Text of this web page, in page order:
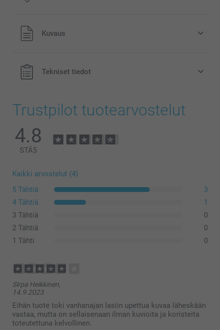
Kaikki hinnat ovat euroina, sisältävät arvonlisäveron ja
eivät sisällä postikuluja.
Kuvaus
Tekniset tiedot
Trustpilot tuotearvostelut
4.8
STÄ5
Kaikki arvostelut (4)
5 Tähtiä
3
4 Tähtiä
1
3 Tähtiä
0
2 Tähtiä
0
1 Tähti
0
Sirpa Heikkinen,
14.9.2023
Eihän tuote toki vanhanajan lasiin upettua kuvaa läheskään
vastaa, mutta on sellaisenaan ilman kuvioita ja koristeita
toteutettuna kelvollinen.